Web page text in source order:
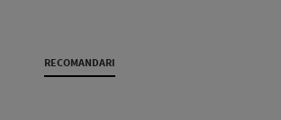
RECOMANDARI